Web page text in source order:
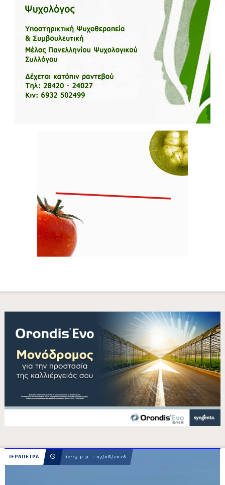
ΙΕΡΑΠΕΤΡΑ 12:15 μ.μ. - 07/08/2026